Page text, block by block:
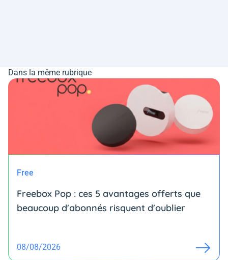
Dans la même rubrique
Free
Freebox Pop : ces 5 avantages offerts que
beaucoup d'abonnés risquent d'oublier
08/08/2026